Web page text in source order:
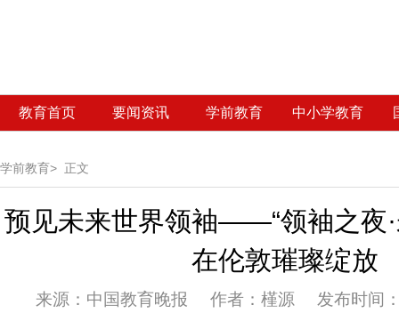
教育首页 要闻资讯 学前教育 中小学教育
学前教育> 正文
预见未来世界领袖——“领袖之夜·
在伦敦璀璨绽放
来源： 中国教育晚报 作者：槿源 发布时间